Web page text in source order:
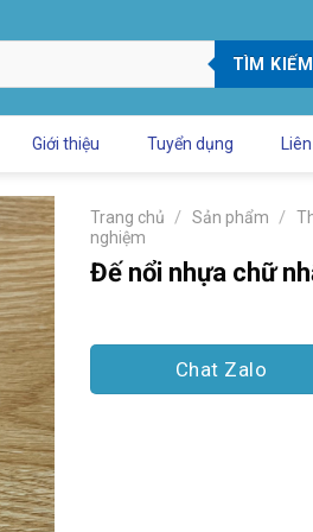
TÌM KIẾM
Giới thiệu Tuyển dụng
Trang chủ / Sản phẩm /
nghiệm
Đế nổi nhựa chữ
Chat Zalo